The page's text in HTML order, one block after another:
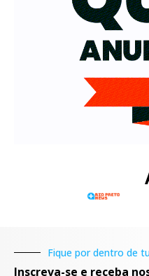
Fique por dentro de
Inscreva-se e receba